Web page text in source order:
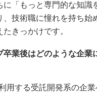
「もっと専門的な知識
、技術職に憧れを持ち始
きっかけです。
卒業後はどのような企業
用する受託開発系の企業